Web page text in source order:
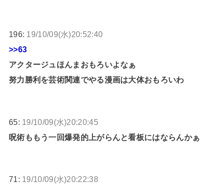
196: 19/10/09(水)20:52:40
>>63
アクタージュほんまおもろいよなぁ
努力勝利を芸術関連でやる漫画は大体おもろいわ
65: 19/10/09(水)20:20:45
呪術ももう一回爆発的上がらんと看板にはならんかぁ
71: 19/10/09(水)20:22:38